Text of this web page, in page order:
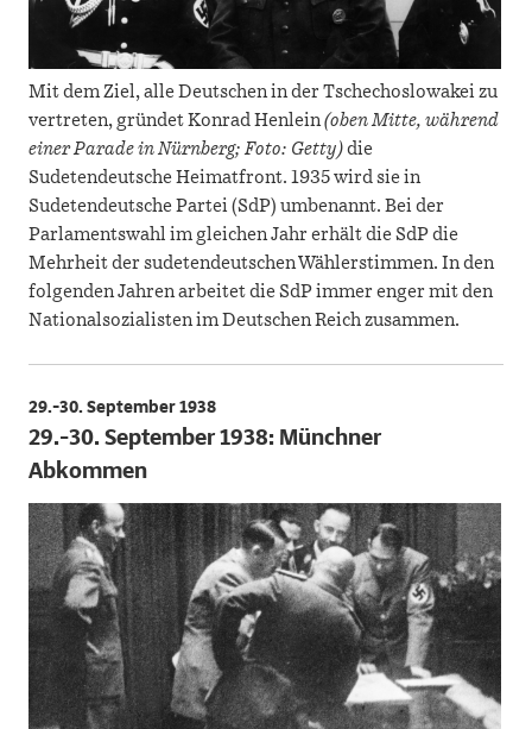
Mit dem Ziel, alle Deutschen in der Tschechoslowakei zu
vertreten, gründet Konrad Henlein(oben Mitte, während
einer Parade in Nürnberg; Foto: Getty)die
Sudetendeutsche Heimatfront. 1935 wird sie in
Sudetendeutsche Partei (SdP) umbenannt. Bei der
Parlamentswahl im gleichen Jahr erhält die SdP die
Mehrheit der sudetendeutschen Wählerstimmen. In den
folgenden Jahren arbeitet die SdP immer enger mit den
Nationalsozialisten im Deutschen Reich zusammen.
29.-30. September 1938
29.-30. September 1938: Münchner
Abkommen